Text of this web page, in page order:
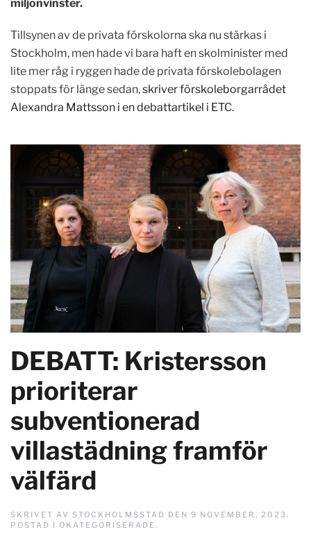
miljonvinster.
Tillsynen av de privata förskolorna ska nu stärkas i
Stockholm, men hade vi bara haft en skolminister med
lite mer råg i ryggen hade de privata förskolebolagen
stoppats för länge sedan,skriver förskoleborgarrådet
Alexandra Mattsson i en debattartikel i ETC.
DEBATT: Kristersson
prioriterar
subventionerad
villastädning framför
välfärd
SKRIVET AV STOCKHOLMSSTAD DEN 9 NOVEMBER, 2023 .
POSTAD I OKATEGORISERADE .